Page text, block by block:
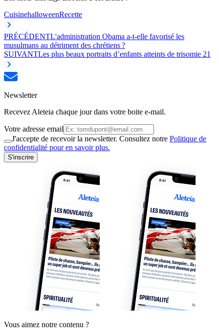
CuisinehalloweenRecette
PRÉCÉDENTL'administration Obama a-t-elle favorisé les
musulmans au détriment des chrétiens ?
SUIVANTLes plus beaux portraits d’enfants atteints de trisomie 21
Newsletter
Recevez Aleteia chaque jour dans votre boite e-mail.
Votre adresse email
J'accepte de recevoir la newsletter. Consultez notre Politique de
confidentialité pour en savoir plus.
S'inscrire
Vous aimez notre contenu ?